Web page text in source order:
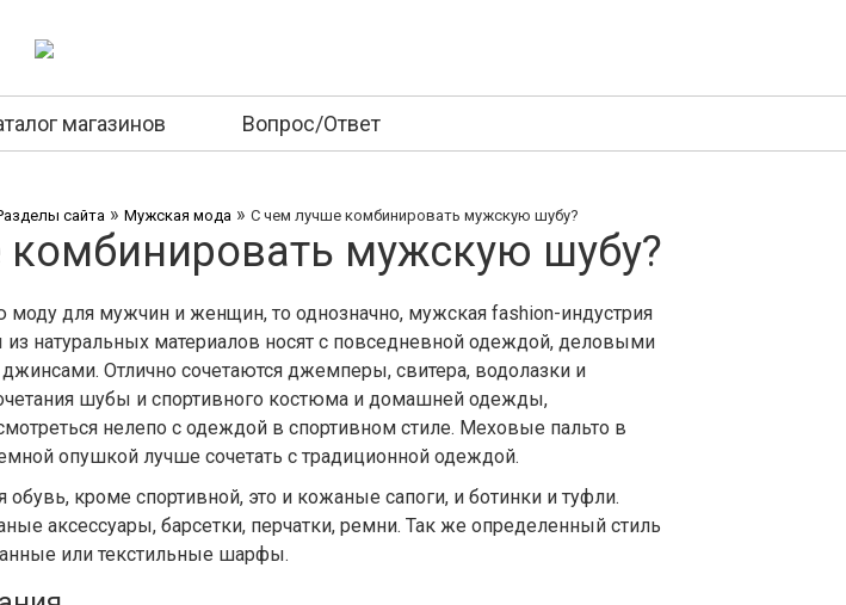
магазинов Вопрос/Ответ
сайта »Мужская мода »С чем лучше комбинировать мужскую шубу?
мужскую шубу?
моду для мужчин и женщин, то однозначно, мужская fashion-индустрия
натуральных материалов носят с повседневной одеждой, деловыми
Отлично сочетаются джемперы, свитера, водолазки и
шубы и спортивного костюма и домашней одежды,
нелепо с одеждой в спортивном стиле. Меховые пальто в
опушкой лучше сочетать с традиционной одеждой.
кроме спортивной, это и кожаные сапоги, и ботинки и туфли.
аксессуары, барсетки, перчатки, ремни. Так же определенный стиль
или текстильные шарфы.